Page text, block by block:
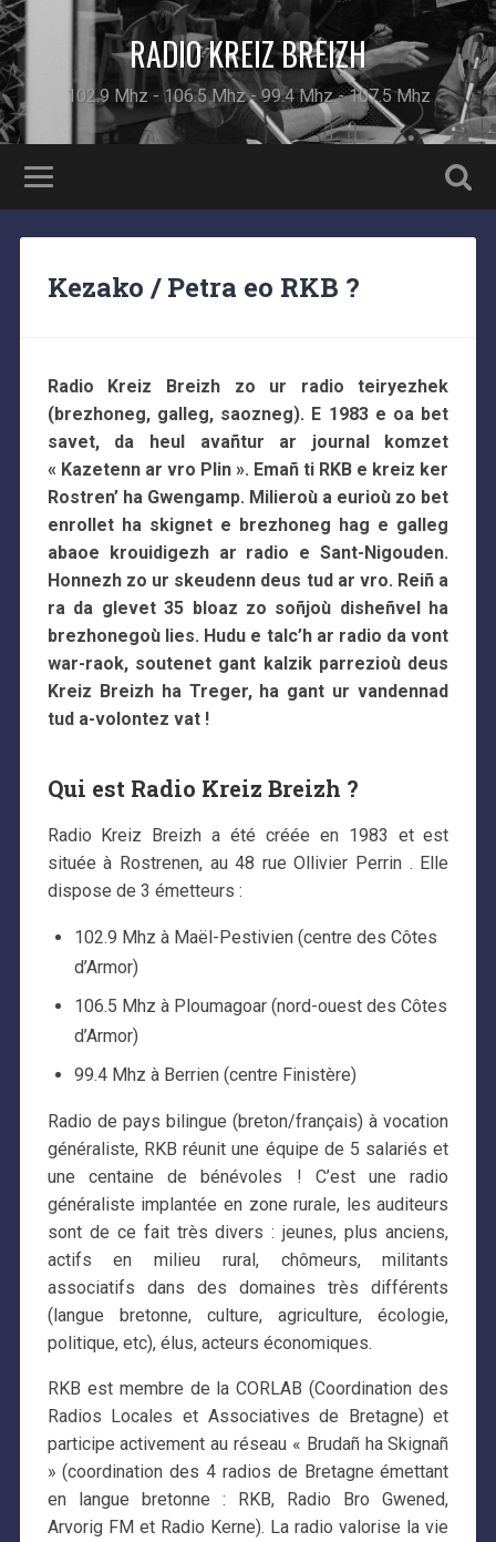
RADIO KREIZ BREIZH
102.9 Mhz - 106.5 Mhz - 99.4 Mhz - 107.5 Mhz
Kezako / Petra eo RKB ?
Radio Kreiz Breizh zo ur radio teiryezhek
(brezhoneg, galleg, saozneg). E 1983 e oa bet
savet, da heul avañtur ar journal komzet
« Kazetenn ar vro Plin ». Emañ ti RKB e kreiz ker
Rostren’ ha Gwengamp. Milieroù a eurioù zo bet
enrollet ha skignet e brezhoneg hag e galleg
abaoe krouidigezh ar radio e Sant-Nigouden.
Honnezh zo ur skeudenn deus tud ar vro. Reiñ a
ra da glevet 35 bloaz zo soñjoù disheñvel ha
brezhonegoù lies. Hudu e talc’h ar radio da vont
war-raok, soutenet gant kalzik parrezioù deus
Kreiz Breizh ha Treger, ha gant ur vandennad
tud a-volontez vat !
Qui est Radio Kreiz Breizh ?
Radio Kreiz Breizh a été créée en 1983 et est
située à Rostrenen, au 48 rue Ollivier Perrin . Elle
dispose de 3 émetteurs :
102.9 Mhz à Maël-Pestivien (centre des Côtes
d’Armor)
106.5 Mhz à Ploumagoar (nord-ouest des Côtes
d’Armor)
99.4 Mhz à Berrien (centre Finistère)
Radio de pays bilingue (breton/français) à vocation
généraliste, RKB réunit une équipe de 5 salariés et
une centaine de bénévoles ! C’est une radio
généraliste implantée en zone rurale, les auditeurs
sont de ce fait très divers : jeunes, plus anciens,
actifs en milieu rural, chômeurs, militants
associatifs dans des domaines très différents
(langue bretonne, culture, agriculture, écologie,
politique, etc), élus, acteurs économiques.
RKB est membre de la CORLAB (Coordination des
Radios Locales et Associatives de Bretagne) et
participe activement au réseau « Brudañ ha Skignañ
» (coordination des 4 radios de Bretagne émettant
en langue bretonne : RKB, Radio Bro Gwened,
Arvorig FM et Radio Kerne). La radio valorise la vie